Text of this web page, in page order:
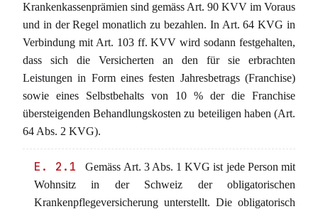
Krankenkassenprämien sind gemäss Art. 90 KVV im Voraus
und in der Regel monatlich zu bezahlen. In Art. 64 KVG in
Verbindung mit Art. 103 ff. KVV wird sodann festgehalten,
dass sich die Versicherten an den für sie erbrachten
Leistungen in Form eines festen Jahresbetrags (Franchise)
sowie eines Selbstbehalts von 10 % der die Franchise
übersteigenden Behandlungskosten zu beteiligen haben (Art.
64 Abs. 2 KVG).
E. 2.1
Gemäss Art. 3 Abs. 1 KVG ist jede Person mit
Wohnsitz in der Schweiz der obligatorischen
Krankenpflegeversicherung unterstellt. Die obligatorisch